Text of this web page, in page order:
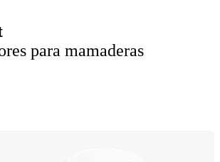
para mamaderas